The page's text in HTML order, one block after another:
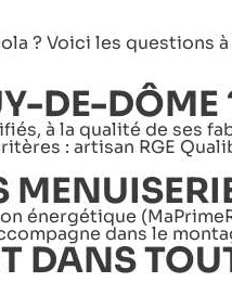
? Voici les questions
DE-DÔME
à la qualité de ses
: artisan RGE
dans le
DANS